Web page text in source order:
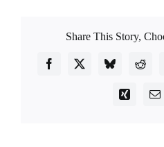
Share This Story,
Facebook
X Bluesky
Xing